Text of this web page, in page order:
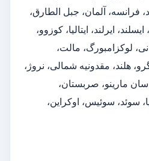
فرانسه، آلمان، جبل الطارق،
ایرلند، ایتالیا، کوزوو،
لوکزامبورگ، مالت،
هلند، مقدونیه شمالی، نروژ،
سان مارینو، صربستان،
سوئد، سوئیس، اوکراین،